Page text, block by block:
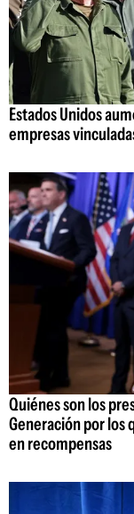
Estados Unidos
empresas
Quiénes son los
Generación por los
en recompensas